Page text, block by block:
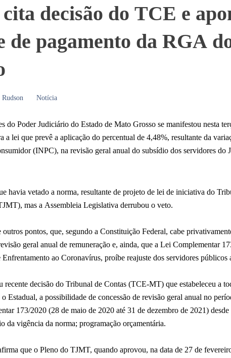
decisão do TCE e
de pagamento da RGA
Notícia
do Poder Judiciário do Estado de Mato Grosso se manifestou nesta
a lei que prevê a aplicação do percentual de 4,48%, resultante da
(INPC), na revisão geral anual do subsídio dos servidores do
havia vetado a norma, resultante de projeto de lei de iniciativa do
mas a Assembleia Legislativa derrubou o veto.
pontos, que, segundo a Constituição Federal, cabe
geral anual de remuneração e, ainda, que a Lei Complementar
ao Coronavírus, proíbe reajuste dos servidores públicos
recente decisão do Tribunal de Contas (TCE-MT) que estabeleceu a
Estadual, a possibilidade de concessão de revisão geral anual no
173/2020 (28 de maio de 2020 até 31 de dezembro de 2021) desde
da vigência da norma; programação orçamentária.
que o Pleno do TJMT, quando aprovou, na data de 27 de